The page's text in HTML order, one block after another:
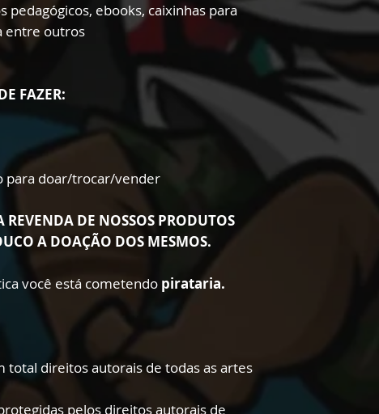
pedagógicos, ebooks, caixinhas para
entre outros
FAZER:
para doar/trocar/vender
DE NOSSOS PRODUTOS
A DOAÇÃO DOS MESMOS.
você está cometendo pirataria.
total direitos autorais de todas as artes
pelos direitos autorais de